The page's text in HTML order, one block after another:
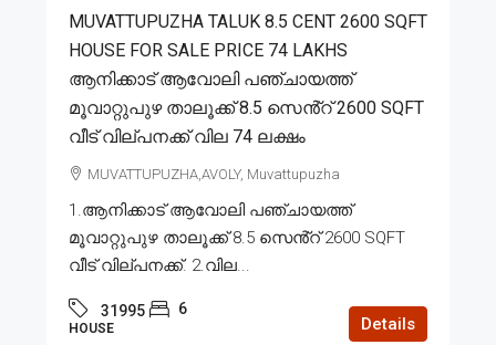
MUVATTUPUZHA TALUK 8.5 CENT 2600 SQFT
HOUSE FOR SALE PRICE 74 LAKHS
ആനിക്കാട് ആവോലി പഞ്ചായത്ത്
മൂവാറ്റുപുഴ താലൂക്ക് 8.5 സെൻ്റ് 2600 SQFT
വീട് വില്പനക്ക് വില 74 ലക്ഷം
MUVATTUPUZHA,AVOLY, Muvattupuzha
1.ആനിക്കാട് ആവോലി പഞ്ചായത്ത്
മൂവാറ്റുപുഴ താലൂക്ക് 8.5 സെൻ്റ് 2600 SQFT
വീട് വില്പനക്ക്. 2.വില...
31995 6
HOUSE Details